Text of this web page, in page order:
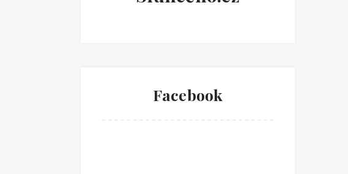
Facebook